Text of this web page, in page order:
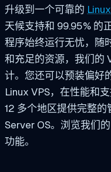
升级到一个可靠的
天候支持和 99.95% 的
程序始终运行无忧，随
和充足的资源，我们的
计。您还可以预装偏好
Linux VPS，在性能和
12 多个地区提供完整
Server OS。浏览我们的
功能。